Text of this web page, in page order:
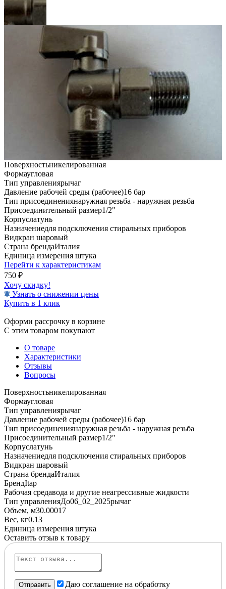
Поверхностьникелированная
Формаугловая
Тип управлениярычаг
Давление рабочей среды (рабочее)16 бар
Тип присоединениянаружная резьба - наружная резьба
Присоединительный размер1/2"
Корпуслатунь
Назначениедля подсключения стиральных приборов
Видкран шаровый
Страна брендаИталия
Единица измерения штука
Перейти к характеристикам
750 ₽
Хочу скидку!
Узнать о снижении цены
Купить в 1 клик
Оформи рассрочку в корзине
С этим товаром покупают
О товаре
Характеристики
Отзывы
Вопросы
Поверхностьникелированная
Формаугловая
Тип управлениярычаг
Давление рабочей среды (рабочее)16 бар
Тип присоединениянаружная резьба - наружная резьба
Присоединительный размер1/2"
Корпуслатунь
Назначениедля подсключения стиральных приборов
Видкран шаровый
Страна брендаИталия
БрендItap
Рабочая средавода и другие неагрессивные жидкости
Тип управленияДо06_02_2025рычаг
Объем, м30.00017
Вес, кг0.13
Единица измерения штука
Оставить отзыв к товару
Отправить
Даю соглашение на обработку